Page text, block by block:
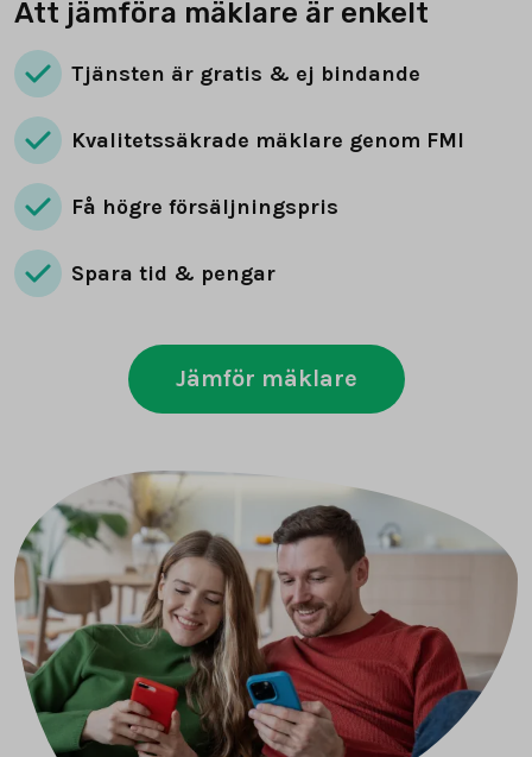
Att jämföra mäklare är enkelt
Tjänsten är gratis & ej bindande
Kvalitetssäkrade mäklare genom FMI
Få högre försäljningspris
Spara tid & pengar
Jämför mäklare